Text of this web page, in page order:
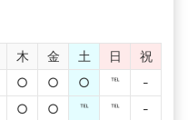
木 金 土 日
祝
○ ○ ○ ℡
-
○ ○ ℡ ℡ -